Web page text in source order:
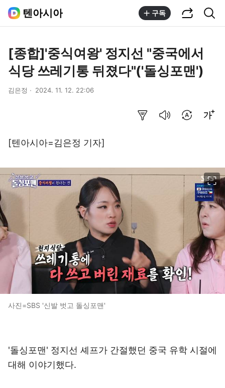
텐아시아 구독
[종합]'중식여왕' 정지선 "중국에서
식당 쓰레기통 뒤졌다"('돌싱포맨')
김은정 2024. 11. 12. 22:06
[텐아시아=김은정 기자]
사진=SBS '신발 벗고 돌싱포맨'
'돌싱포맨' 정지선 셰프가 간절했던 중국 유학 시절에
대해 이야기했다.